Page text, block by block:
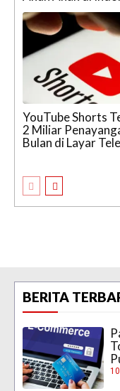
YouTube Shorts
2 Miliar
Bulan di Layar
BERITA